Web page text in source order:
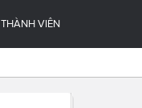
THÀNH VIÊN